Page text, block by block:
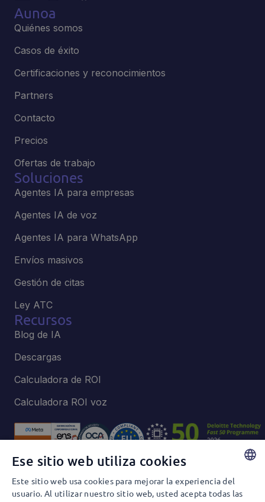
Aunoa
Quiénes somos
Casos de éxito
Certificaciones y reconocimientos
Partners
Contacto
Precios
Ofertas de trabajo
Soluciones
Agentes IA para empresas
Agentes IA de voz
Agentes IA para WhatsApp
Envíos masivos
Gestión de citas
Ley ATC
Recursos
Blog de IA
Descargas
Calculadora de ROI
Calculadora ROI voz
Política de privacidad y Cookies
Política de privacidad y Redes Sociales
SPANISH
Ese sitio web utiliza cookies
Este sitio web usa cookies para mejorar la experiencia del
usuario. Al utilizar nuestro sitio web, usted acepta todas las